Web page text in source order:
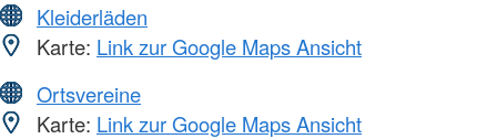
Kleiderläden
Karte: Link zur Google Maps Ansicht
Ortsvereine
Karte: Link zur Google Maps Ansicht